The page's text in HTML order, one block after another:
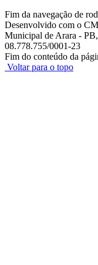
Fim da navegação de
Desenvolvido com o
Municipal de Arara -
08.778.755/0001-23
Fim do conteúdo da
Voltar para o topo